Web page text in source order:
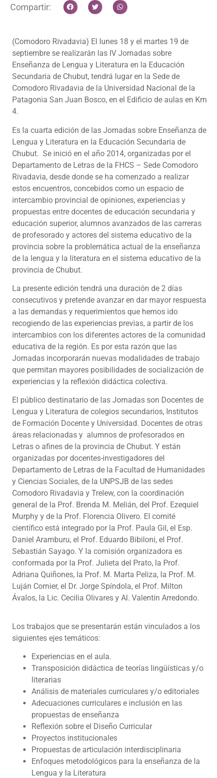
Compartir:
(Comodoro Rivadavia) El lunes 18 y el martes 19 de
septiembre se realizarán las IV Jornadas sobre
Enseñanza de Lengua y Literatura en la Educación
Secundaria de Chubut, tendrá lugar en la Sede de
Comodoro Rivadavia de la Universidad Nacional de la
Patagonia San Juan Bosco, en el Edificio de aulas en Km
4.
Es la cuarta edición de las Jornadas sobre Enseñanza de
Lengua y Literatura en la Educación Secundaria de
Chubut. Se inició en el año 2014, organizadas por el
Departamento de Letras de la FHCS – Sede Comodoro
Rivadavia, desde donde se ha comenzado a realizar
estos encuentros, concebidos como un espacio de
intercambio provincial de opiniones, experiencias y
propuestas entre docentes de educación secundaria y
educación superior, alumnos avanzados de las carreras
de profesorado y actores del sistema educativo de la
provincia sobre la problemática actual de la enseñanza
de la lengua y la literatura en el sistema educativo de la
provincia de Chubut.
La presente edición tendrá una duración de 2 días
consecutivos y pretende avanzar en dar mayor respuesta
a las demandas y requerimientos que hemos ido
recogiendo de las experiencias previas, a partir de los
intercambios con los diferentes actores de la comunidad
educativa de la región. Es por esta razón que las
Jornadas incorporarán nuevas modalidades de trabajo
que permitan mayores posibilidades de socialización de
experiencias y la reflexión didáctica colectiva.
El público destinatario de las Jornadas son Docentes de
Lengua y Literatura de colegios secundarios, Institutos
de Formación Docente y Universidad. Docentes de otras
áreas relacionadas y alumnos de profesorados en
Letras o afines de la provincia de Chubut. Y están
organizadas por docentes-investigadores del
Departamento de Letras de la Facultad de Humanidades
y Ciencias Sociales, de la UNPSJB de las sedes
Comodoro Rivadavia y Trelew, con la coordinación
general de la Prof. Brenda M. Melián, del Prof. Ezequiel
Murphy y de la Prof. Florencia Olivero. El comité
científico está integrado por la Prof. Paula Gil, el Esp.
Daniel Aramburu, el Prof. Eduardo Bibiloni, el Prof.
Sebastián Sayago. Y la comisión organizadora es
conformada por la Prof. Julieta del Prato, la Prof.
Adriana Quiñones, la Prof. M. Marta Peliza, la Prof. M.
Luján Cornier, el Dr. Jorge Spíndola, el Prof. Milton
Ávalos, la Lic. Cecilia Olivares y Al. Valentín Arredondo.
Los trabajos que se presentarán están vinculados a los
siguientes ejes temáticos:
Experiencias en el aula.
Transposición didáctica de teorías lingüísticas y/o
literarias
Análisis de materiales curriculares y/o editoriales
Adecuaciones curriculares e inclusión en las
propuestas de enseñanza
Reflexión sobre el Diseño Curricular
Proyectos institucionales
Propuestas de articulación interdisciplinaria
Enfoques metodológicos para la enseñanza de la
Lengua y la Literatura